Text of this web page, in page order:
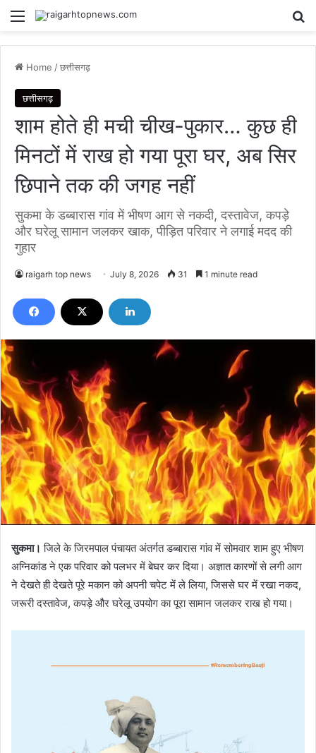
Menu
Home /छत्तीसगढ़
छत्तीसगढ़
शाम होते ही मची चीख-पुकार… कुछ ही
मिनटों में राख हो गया पूरा घर, अब सिर
छिपाने तक की जगह नहीं
सुकमा के डब्बारास गांव में भीषण आग से नकदी, दस्तावेज, कपड़े
और घरेलू सामान जलकर खाक, पीड़ित परिवार ने लगाई मदद की
गुहार
raigarh top news July 8, 2026 31 1 minute read
सुकमा। जिले के जिरमपाल पंचायत अंतर्गत डब्बारास गांव में सोमवार शाम हुए भीषण
अग्निकांड ने एक परिवार को पलभर में बेघर कर दिया। अज्ञात कारणों से लगी आग
ने देखते ही देखते पूरे मकान को अपनी चपेट में ले लिया, जिससे घर में रखा नकद,
जरूरी दस्तावेज, कपड़े और घरेलू उपयोग का पूरा सामान जलकर राख हो गया।